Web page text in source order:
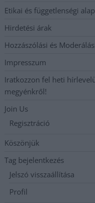
Etikai és függetlenségi
Hirdetési árak
Hozzászólási és
Impresszum
Iratkozzon fel heti
megyénkről!
Join Us
Regisztráció
Köszönjük
Tag bejelentkezés
Jelszó visszaállítása
Profil